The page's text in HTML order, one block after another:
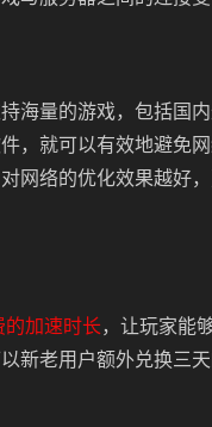
海量的游戏，包括国
，就可以有效地避免
网络的优化效果越好
加速时长 ，让玩家能
新老用户额外兑换三